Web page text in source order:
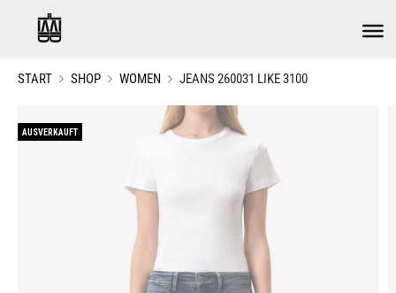
START SHOP WOMEN JEANS 260031 LIKE 3100
AUSVERKAUFT